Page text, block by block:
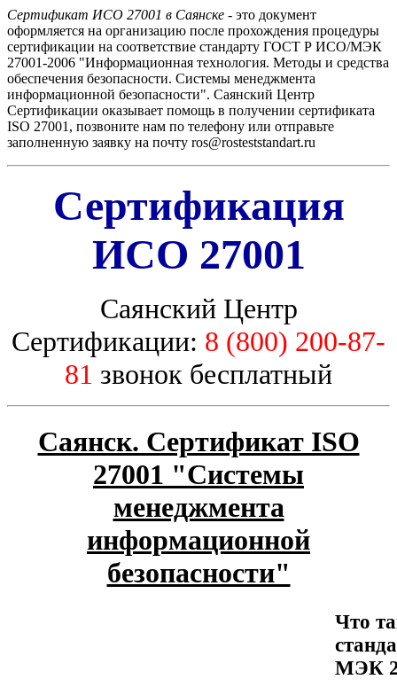
Сертификат ИСО 27001 в Саянске - это документ
оформляется на организацию после прохождения процедуры
сертификации на соответствие стандарту ГОСТ Р ИСО/МЭК
27001-2006 "Информационная технология. Методы и средства
обеспечения безопасности. Системы менеджмента
информационной безопасности". Саянский Центр
Сертификации оказывает помощь в получении сертификата
ISO 27001, позвоните нам по телефону или отправьте
заполненную заявку на почту ros@rosteststandart.ru
Сертификация
ИСО 27001
Саянский Центр
Сертификации: 8 (800) 200-87-
81 звонок бесплатный
Саянск. Сертификат ISO
27001 "Системы
менеджмента
информационной
безопасности"
Что
МЭК